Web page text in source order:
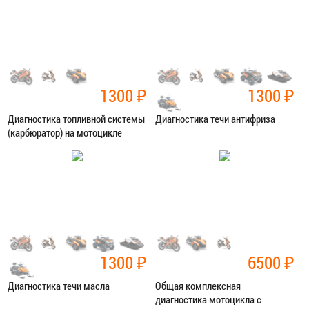
1300₽
Диагностика топливной системы
(карбюратор) на мотоцикле
Диагностика
1300₽
Диагностика течи антифриза
Диагностика
1300₽
Диагностика течи масла
6500₽
Общая комплексная
диагностика мотоцикла с